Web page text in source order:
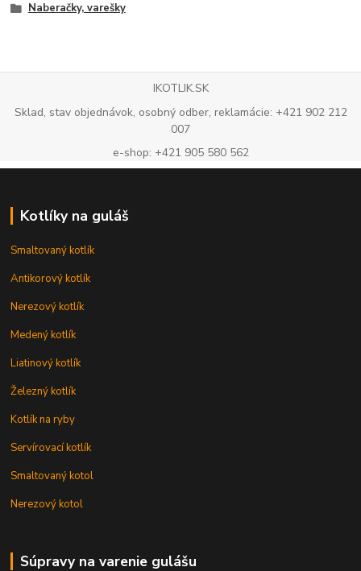
Naberačky, varešky
IKOTLIK.SK
Sklad, stav objednávok, osobný odber, reklamácie: +421 902 212
007
e-shop: +421 905 580 562
Kotlíky na guláš
Smaltovaný kotlík
Antikorový kotlík
Nerezový kotlík
Medený kotlík
Liatinový kotlík
Železný kotlík
Kotlík na ryby
Servírovací kotlík
Smaltovaný kotol
Nerezový kotol
Súpravy na varenie gulášu